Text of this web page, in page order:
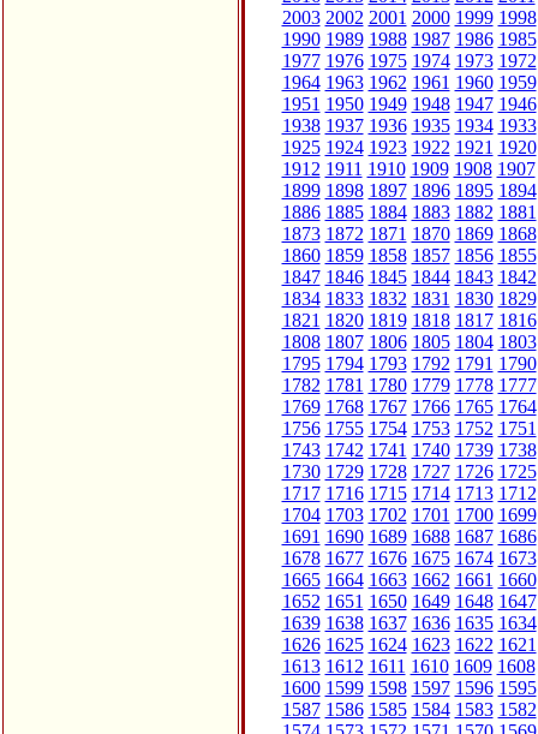
2003 2002 2001 2000 1999 1998
1990 1989 1988 1987 1986 1985
1977 1976 1975 1974 1973 1972
1964 1963 1962 1961 1960 1959
1951 1950 1949 1948 1947 1946
1938 1937 1936 1935 1934 1933
1925 1924 1923 1922 1921 1920
1912 1911 1910 1909 1908 1907
1899 1898 1897 1896 1895 1894
1886 1885 1884 1883 1882 1881
1873 1872 1871 1870 1869 1868
1860 1859 1858 1857 1856 1855
1847 1846 1845 1844 1843 1842
1834 1833 1832 1831 1830 1829
1821 1820 1819 1818 1817 1816
1808 1807 1806 1805 1804 1803
1795 1794 1793 1792 1791 1790
1782 1781 1780 1779 1778 1777
1769 1768 1767 1766 1765 1764
1756 1755 1754 1753 1752 1751
1743 1742 1741 1740 1739 1738
1730 1729 1728 1727 1726 1725
1717 1716 1715 1714 1713 1712
1704 1703 1702 1701 1700 1699
1691 1690 1689 1688 1687 1686
1678 1677 1676 1675 1674 1673
1665 1664 1663 1662 1661 1660
1652 1651 1650 1649 1648 1647
1639 1638 1637 1636 1635 1634
1626 1625 1624 1623 1622 1621
1613 1612 1611 1610 1609 1608
1600 1599 1598 1597 1596 1595
1587 1586 1585 1584 1583 1582